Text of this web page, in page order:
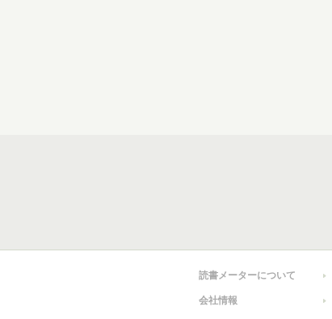
読書メーターについて
会社情報